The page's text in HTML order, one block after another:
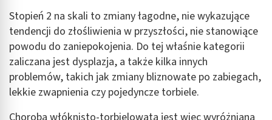
Stopień 2 na skali to zmiany łagodne, nie wykazujące
tendencji do złośliwienia w przyszłości, nie stanowiące
powodu do zaniepokojenia. Do tej właśnie kategorii
zaliczana jest dysplazja, a także kilka innych
problemów, takich jak zmiany bliznowate po zabiegach,
lekkie zwapnienia czy pojedyncze torbiele.